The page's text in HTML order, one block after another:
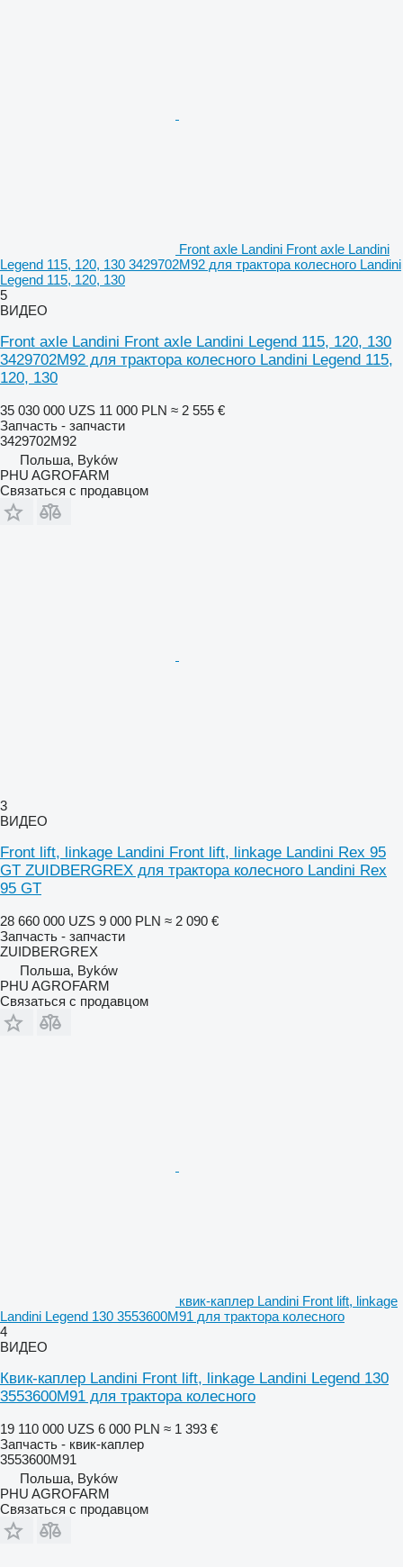
Front axle Landini Front axle Landini
Legend 115, 120, 130 3429702M92 для трактора колесного Landini
Legend 115, 120, 130
5
ВИДЕО
Front axle Landini Front axle Landini Legend 115, 120, 130
3429702M92 для трактора колесного Landini Legend 115,
120, 130
35 030 000 UZS 11 000 PLN ≈ 2 555 €
Запчасть - запчасти
3429702M92
Польша, Byków
PHU AGROFARM
Связаться с продавцом
3
ВИДЕО
Front lift, linkage Landini Front lift, linkage Landini Rex 95
GT ZUIDBERGREX для трактора колесного Landini Rex
95 GT
28 660 000 UZS 9 000 PLN ≈ 2 090 €
Запчасть - запчасти
ZUIDBERGREX
Польша, Byków
PHU AGROFARM
Связаться с продавцом
квик-каплер Landini Front lift, linkage
Landini Legend 130 3553600M91 для трактора колесного
4
ВИДЕО
Квик-каплер Landini Front lift, linkage Landini Legend 130
3553600M91 для трактора колесного
19 110 000 UZS 6 000 PLN ≈ 1 393 €
Запчасть - квик-каплер
3553600M91
Польша, Byków
PHU AGROFARM
Связаться с продавцом